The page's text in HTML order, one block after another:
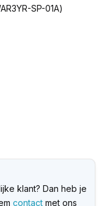
SP-01A)
klant? Dan heb je
contactmet ons